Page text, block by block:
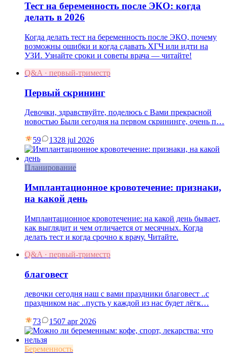
Тест на беременность после ЭКО: когда
делать в 2026
Когда делать тест на беременность после ЭКО, почему
возможны ошибки и когда сдавать ХГЧ или идти на
УЗИ. Узнайте сроки и советы врача — читайте!
Q&A · первый-триместр
Первый скрининг
Девочки, здравствуйте, поделюсь с Вами прекрасной
новостью Были сегодня на первом скрининге, очень п…
59 1328 jul 2026
Планирование
Имплантационное кровотечение: признаки,
на какой день
Имплантационное кровотечение: на какой день бывает,
как выглядит и чем отличается от месячных. Когда
делать тест и когда срочно к врачу. Читайте.
Q&A · первый-триместр
благовест
девочки сегодня наш с вами праздники благовест ..с
праздником нас ..пусть у каждой из нас будет лёгк…
73 1507 apr 2026
Беременность